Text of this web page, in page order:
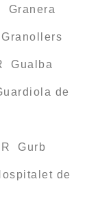
Granera
Gualba
de
Gurb
de